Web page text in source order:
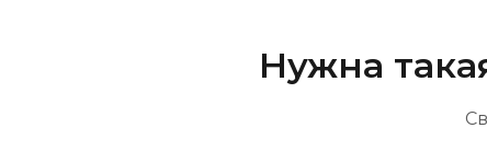
Нужна